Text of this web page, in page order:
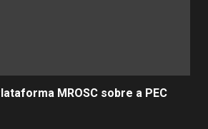
MROSC sobre a PEC